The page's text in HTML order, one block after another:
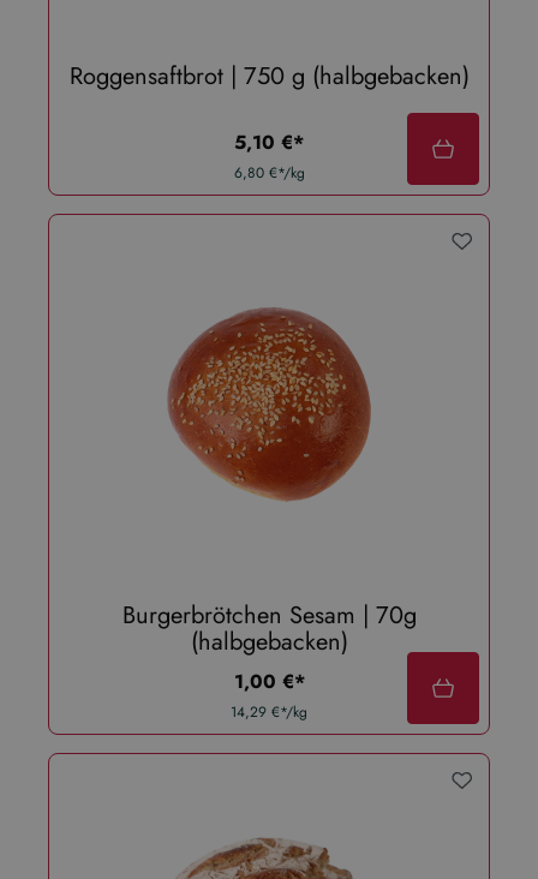
Roggensaftbrot | 750 g (halbgebacken)
regulärer preis:
5,10 €*
6,80 €*/kg
Burgerbrötchen Sesam | 70g
(halbgebacken)
regulärer preis:
1,00 €*
14,29 €*/kg